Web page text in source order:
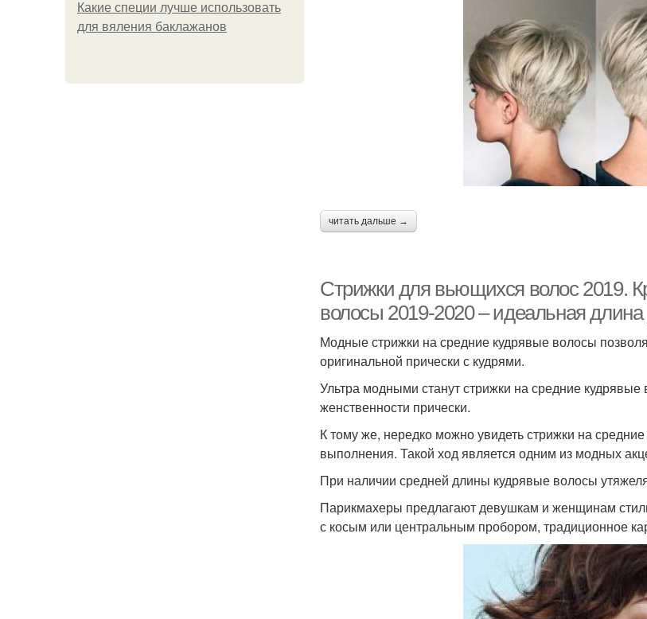
Какие специи лучше использовать
для вяления баклажанов
читать дальше →
Стрижки для вьющихся волос 2019.
волосы 2019-2020 – идеальная
Модные стрижки на средние кудрявые волосы
оригинальной прически с кудрями.
Ультра модными станут стрижки на средние
женственности прически.
К тому же, нередко можно увидеть стрижки на
выполнения. Такой ход является одним из модных
При наличии средней длины кудрявые волосы
Парикмахеры предлагают девушкам и женщинам
с косым или центральным пробором, традиционное